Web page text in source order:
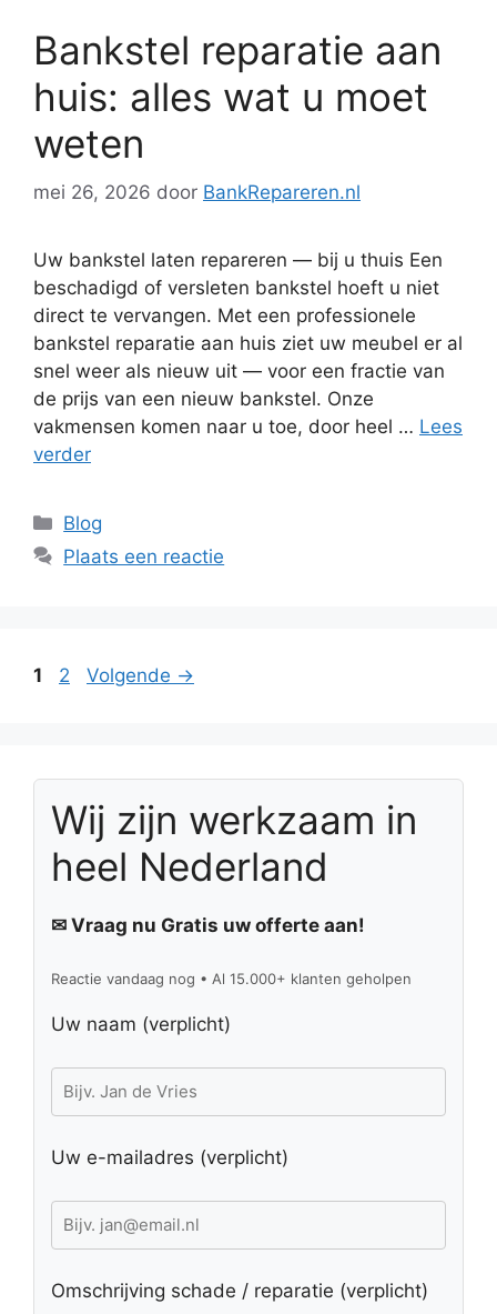
Bankstel reparatie aan
huis: alles wat u moet
weten
mei 26, 2026 door BankRepareren.nl
Uw bankstel laten repareren — bij u thuis Een
beschadigd of versleten bankstel hoeft u niet
direct te vervangen. Met een professionele
bankstel reparatie aan huis ziet uw meubel er al
snel weer als nieuw uit — voor een fractie van
de prijs van een nieuw bankstel. Onze
vakmensen komen naar u toe, door heel … Lees
verder
Categorieën
Blog
Plaats een reactie
Pagina
1 Pagina
2 Volgende →
Wij zijn werkzaam in
heel Nederland
✉ Vraag nu Gratis uw offerte aan!
Reactie vandaag nog • Al 15.000+ klanten geholpen
Uw naam (verplicht)
Uw e-mailadres (verplicht)
Omschrijving schade / reparatie (verplicht)